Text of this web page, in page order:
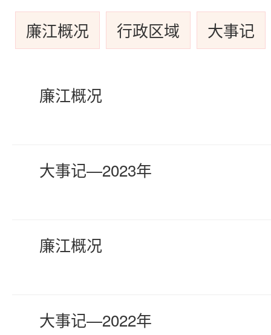
廉江概况 行政区域 大事记
廉江概况
大事记—2023年
廉江概况
大事记—2022年